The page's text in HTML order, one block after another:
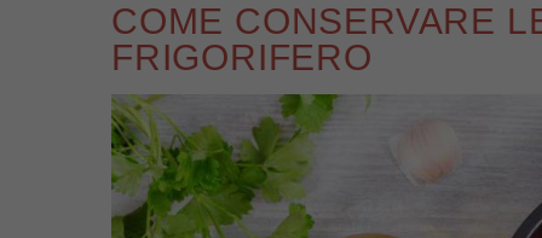
COME CONSERVARE
FRIGORIFERO